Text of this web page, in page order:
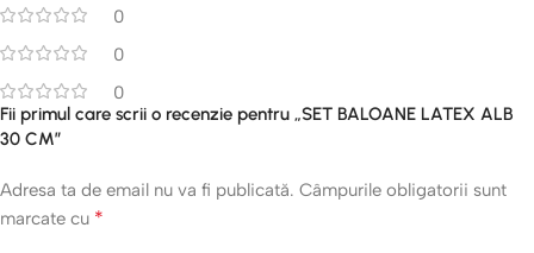
0
0
0
Fii primul care scrii o recenzie pentru „SET BALOANE LATEX ALB
30 CM”
Adresa ta de email nu va fi publicată. Câmpurile obligatorii sunt
marcate cu *